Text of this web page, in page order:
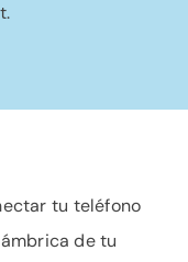
tu teléfono
de tu